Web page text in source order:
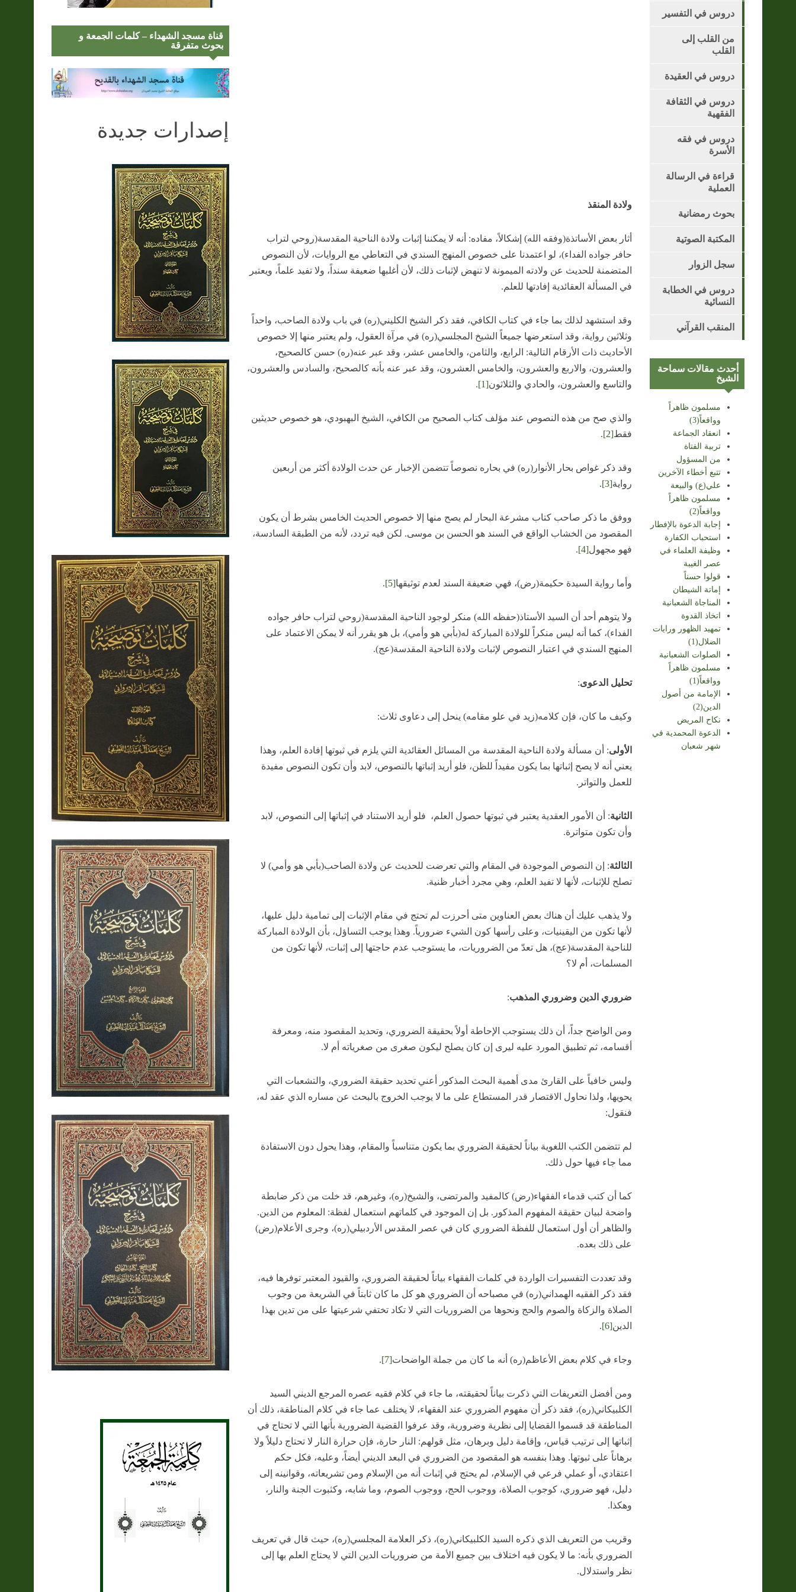
دروس في التفسير
من القلب إلى
القلب
دروس في العقيدة
دروس في الثقافة
الفقهية
دروس في فقه
الأسرة
قراءة في الرسالة
العملية
بحوث رمضانية
المكتبة الصوتية
سجل الزوار
دروس في الخطابة
النسائية
المنقب القرآني
أحدث مقالات سماحة
الشيخ
مسلمون ظاهراً
وواقعاً(3)
انعقاد الجماعة
تربية الفتاة
من المسؤول
تتبع أخطاء الآخرين
علي(ع) والبيعة
مسلمون ظاهراً
وواقعاً(2)
إجابة الدعوة بالإفطار
استحباب الكفارة
وظيفة العلماء في
عصر الغيبة
قولوا حسناً
إماتة الشيطان
المناجاة الشعبانية
اتخاذ القدوة
تمهيد الظهور ورايات
الضلال(1)
الصلوات الشعبانية
مسلمون ظاهراً
وواقعاً(1)
الإمامة من أصول
الدين(2)
نكاح المريض
الدعوة المحمدية في
شهر شعبان
ولادة المنقذ
أثار بعض الأساتذة(وفقه الله) إشكالاً، مفاده: أنه لا يمكننا إثبات ولادة الناحية المقدسة(روحي لتراب
حافر جواده الفداء)، لو اعتمدنا على خصوص المنهج السندي في التعاطي مع الروايات، لأن النصوص
المتضمنة للحديث عن ولادته الميمونة لا تنهض لإثبات ذلك، لأن أغلبها ضعيفة سنداً، ولا تفيد علماً، ويعتبر
في المسألة العقائدية إفادتها للعلم.
وقد استشهد لذلك بما جاء في كتاب الكافي، فقد ذكر الشيخ الكليني(ره) في باب ولادة الصاحب، واحداً
وثلاثين رواية، وقد استعرضها جميعاً الشيخ المجلسي(ره) في مرآة العقول، ولم يعتبر منها إلا خصوص
الأحاديث ذات الأرقام التالية: الرابع، والثامن، والخامس عشر، وقد عبر عنه(ره) حسن كالصحيح،
والعشرون، والاربع والعشرون، والخامس العشرون، وقد عبر عنه بأنه كالصحيح، والسادس والعشرون،
والتاسع والعشرون، والحادي والثلاثون[1]
.
والذي صح من هذه النصوص عند مؤلف كتاب الصحيح من الكافي، الشيخ البهبودي، هو خصوص حديثين
فقط[2]
.
وقد ذكر غواص بحار الأنوار(ره) في بحاره نصوصاً تتضمن الإخبار عن حدث الولادة أكثر من أربعين
رواية[3]
.
ووفق ما ذكر صاحب كتاب مشرعة البحار لم يصح منها إلا خصوص الحديث الخامس بشرط أن يكون
المقصود من الخشاب الواقع في السند هو الحسن بن موسى. لكن فيه تردد، لأنه من الطبقة السادسة،
فهو مجهول[4]
.
وأما رواية السيدة حكيمة(رض)، فهي ضعيفة السند لعدم توثيقها[5]
.
ولا يتوهم أحد أن السيد الأستاذ(حفظه الله) منكر لوجود الناحية المقدسة(روحي لتراب حافر جواده
الفداء)، كما أنه ليس منكراً للولادة المباركة له(بأبي هو وأمي)، بل هو يقرر أنه لا يمكن الاعتماد على
المنهج السندي في اعتبار النصوص لإثبات ولادة الناحية المقدسة(عج).
تحليل الدعوى:
وكيف ما كان، فإن كلامه(زيد في علو مقامه) ينحل إلى دعاوى ثلاث:
الأولى: أن مسألة ولادة الناحية المقدسة من المسائل العقائدية التي يلزم في ثبوتها إفادة العلم، وهذا
يعني أنه لا يصح إثباتها بما يكون مفيداً للظن، فلو أريد إثباتها بالنصوص، لابد وأن تكون النصوص مفيدة
للعمل والتواتر.
الثانية: أن الأمور العقدية يعتبر في ثبوتها حصول العلم، فلو أريد الاستناد في إثباتها إلى النصوص، لابد
وأن تكون متواترة.
الثالثة: إن النصوص الموجودة في المقام والتي تعرضت للحديث عن ولادة الصاحب(بأبي هو وأمي) لا
تصلح للإثبات، لأنها لا تفيد العلم، وهي مجرد أخبار ظنية.
ولا يذهب عليك أن هناك بعض العناوين متى أحرزت لم تحتج في مقام الإثبات إلى تمامية دليل عليها،
لأنها تكون من اليقينيات، وعلى رأسها كون الشيء ضرورياً. وهذا يوجب التساؤل، بأن الولادة المباركة
للناحية المقدسة(عج)، هل تعدّ من الضروريات، ما يستوجب عدم حاجتها إلى إثبات، لأنها تكون من
المسلمات، أم لا؟
ضروري الدين وضروري المذهب:
ومن الواضح جداً، أن ذلك يستوجب الإحاطة أولاً بحقيقة الضروري، وتحديد المقصود منه، ومعرفة
أقسامه، ثم تطبيق المورد عليه ليرى إن كان يصلح ليكون صغرى من صغرياته أم لا.
وليس خافياً على القارئ مدى أهمية البحث المذكور أعني تحديد حقيقة الضروري، والتشعبات التي
يحويها، ولذا نحاول الاقتصار قدر المستطاع على ما لا يوجب الخروج بالبحث عن مساره الذي عقد له،
فنقول:
لم تتضمن الكتب اللغوية بياناً لحقيقة الضروري بما يكون متناسباً والمقام، وهذا يحول دون الاستفادة
مما جاء فيها حول ذلك.
كما أن كتب قدماء الفقهاء(رض) كالمفيد والمرتضى، والشيخ(ره)، وغيرهم، قد خلت من ذكر ضابطة
واضحة لبيان حقيقة المفهوم المذكور. بل إن الموجود في كلماتهم استعمال لفظة: المعلوم من الدين.
والظاهر أن أول استعمال للفظة الضروري كان في عصر المقدس الأردبيلي(ره)، وجرى الأعلام(رض)
على ذلك بعده.
وقد تعددت التفسيرات الواردة في كلمات الفقهاء بياناً لحقيقة الضروري، والقيود المعتبر توفرها فيه،
فقد ذكر الفقيه الهمداني(ره) في مصباحه أن الضروري هو كل ما كان ثابتاً في الشريعة من وجوب
الصلاة والزكاة والصوم والحج ونحوها من الضروريات التي لا تكاد تختفي شرعيتها على من تدين بهذا
الدين[6]
.
وجاء في كلام بعض الأعاظم(ره) أنه ما كان من جملة الواضحات[7]
.
ومن أفضل التعريفات التي ذكرت بياناً لحقيقته، ما جاء في كلام فقيه عصره المرجع الديني السيد
الكلبيكاني(ره)، فقد ذكر أن مفهوم الضروري عند الفقهاء، لا يختلف عما جاء في كلام المناطقة، ذلك أن
المناطقة قد قسموا القضايا إلى نظرية وضرورية، وقد عرفوا القضية الضرورية بأنها التي لا تحتاج في
إثباتها إلى ترتيب قياس، وإقامة دليل وبرهان، مثل قولهم: النار حارة، فإن حرارة النار لا تحتاج دليلاً ولا
برهاناً على ثبوتها. وهذا بنفسه هو المقصود من الضروري في البعد الديني أيضاً، وعليه، فكل حكم
اعتقادي، أو عملي فرعي في الإسلام، لم يحتج في إثبات أنه من الإسلام ومن تشريعاته، وقوانينه إلى
دليل، فهو ضروري، كوجوب الصلاة، ووجوب الحج، ووجوب الصوم، وما شابه، وكثبوت الجنة والنار،
وهكذا.
وقريب من التعريف الذي ذكره السيد الكلبيكاني(ره)، ذكر العلامة المجلسي(ره)، حيث قال في تعريف
الضروري بأنه: ما لا يكون فيه اختلاف بين جميع الأمة من ضروريات الدين التي لا يحتاج العلم بها إلى
نظر واستدلال.
قناة مسجد الشهداء – كلمات الجمعة و
بحوث متفرقة
إصدارات جديدة